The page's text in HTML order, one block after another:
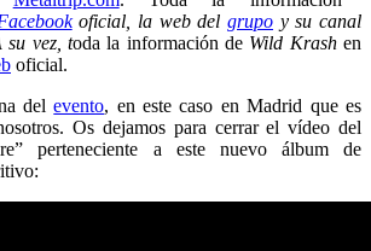
oficial, la web delgrupo y su canal
su vez, toda la información de Wild Krashen
oficial.
delevento, en este caso en Madrid que es
Os dejamos para cerrar el vídeo del
perteneciente a este nuevo álbum de